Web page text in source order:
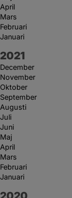
April
Mars
Februari
Januari
År:
2021
December
November
Oktober
September
Augusti
Juli
Juni
Maj
April
Mars
Februari
Januari
År: